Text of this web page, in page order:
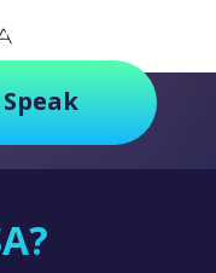
สนุกยิ่งกว่า
Speak